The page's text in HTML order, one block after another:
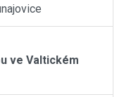
ve Valtickém